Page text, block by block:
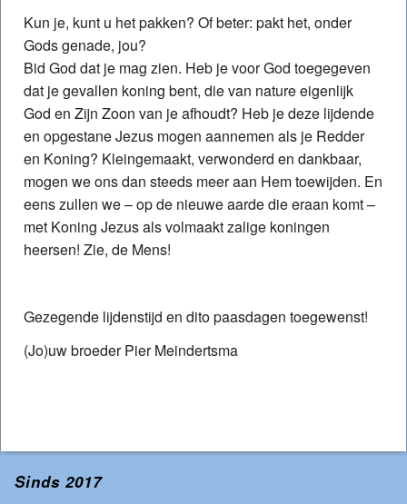
Kun je, kunt u het pakken? Of beter: pakt het, onder
Gods genade, jou?
Bid God dat je mag zien. Heb je voor God toegegeven
dat je gevallen koning bent, die van nature eigenlijk
God en Zijn Zoon van je afhoudt? Heb je deze lijdende
en opgestane Jezus mogen aannemen als je Redder
en Koning? Kleingemaakt, verwonderd en dankbaar,
mogen we ons dan steeds meer aan Hem toewijden. En
eens zullen we – op de nieuwe aarde die eraan komt –
met Koning Jezus als volmaakt zalige koningen
heersen! Zie, de Mens!
Gezegende lijdenstijd en dito paasdagen toegewenst!
(Jo)uw broeder Pier Meindertsma
Sinds 2017